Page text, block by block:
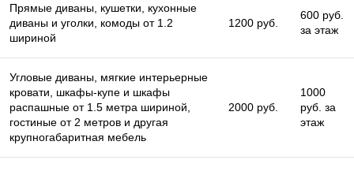
Прямые диваны, кушетки, кухонные
диваны и уголки, комоды от 1.2
шириной
1200 руб.
600 руб.
за этаж
Угловые диваны, мягкие интерьерные
кровати, шкафы-купе и шкафы
распашные от 1.5 метра шириной,
гостиные от 2 метров и другая
крупногабаритная мебель
2000 руб.
1000
руб. за
этаж